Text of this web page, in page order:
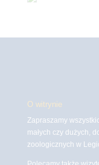
O witrynie
Zapraszamy
małych czy dużych,
zoologicznych w